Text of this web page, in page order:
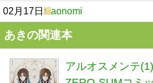
02月17日 aonomi
あきの関連本
アルオスメンテ